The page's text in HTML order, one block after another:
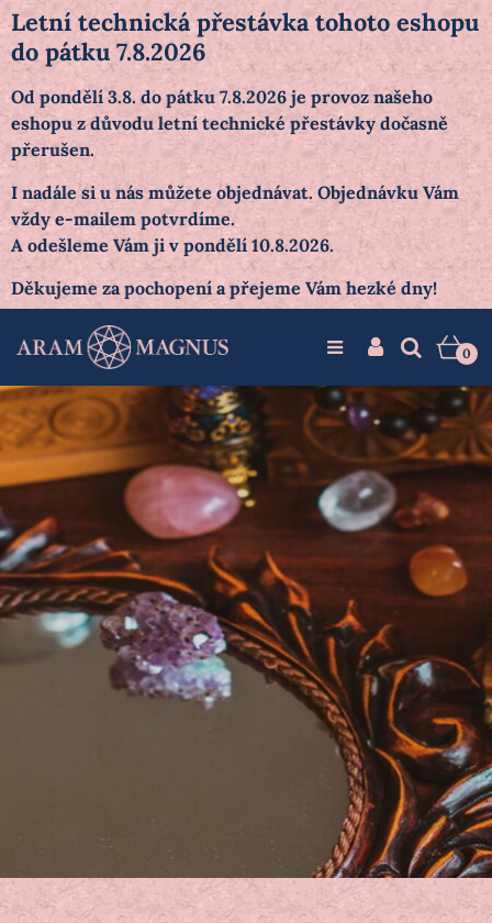
Letní technická přestávka tohoto eshopu
do pátku 7.8.2026
Od pondělí 3.8. do pátku 7.8.2026 je provoz našeho
eshopu z důvodu letní technické přestávky dočasně
přerušen.
I nadále si u nás můžete objednávat. Objednávku Vám
vždy e-mailem potvrdíme.
A odešleme Vám ji v pondělí 10.8.2026.
Děkujeme za pochopení a přejeme Vám hezké dny!
0